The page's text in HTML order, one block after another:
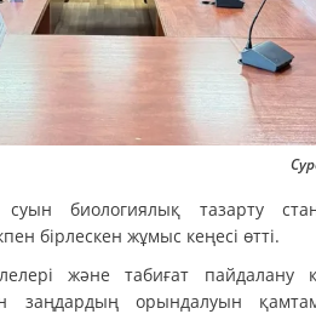
биологиялық тазарту
бірлескен жұмыс кеңесі өтті.
және табиғат пайдалану
заңдардың орындалуын